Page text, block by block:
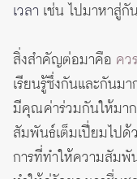
เวลา เช่น ไปมาหาสู่กั
สิ่งสำคัญต่อมาคือ คว
เรียนรู้ซึ่งกันและกันม
มีคุณค่าร่วมกันให้มา
สัมพันธ์เต็มเปี่ยมไปด้
การที่ทำให้ความสัมพั